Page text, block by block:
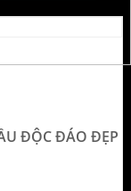
ĐỘC ĐÁO ĐẸP